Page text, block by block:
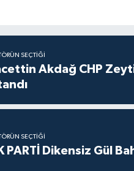
SEÇTIĞI
Akdağ CHP
SEÇTIĞI
PARTİ Dikensiz Gül